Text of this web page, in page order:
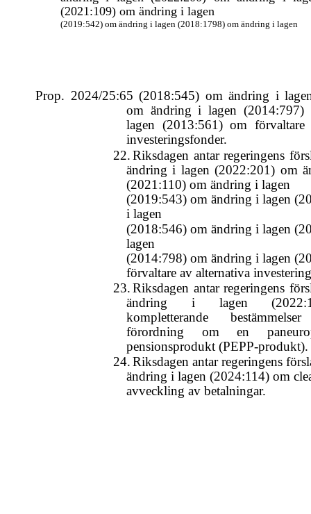
(2021:109) om ändring i lagen
(2019:542) om ändring i lagen (2018:1798) om ändring i lagen
Prop. 2024/25:65 (2018:545) om ändring i
om ändring i lagen
lagen (2013:561) om förvaltare
investeringsfonder.
22.Riksdagen antar regeringens
ändring i lagen (2022:201) om
(2021:110) om ändring i lagen
(2019:543) om ändring i lagen
i lagen
(2018:546) om ändring i lagen
lagen
(2014:798) om ändring i lagen
förvaltare av alternativa
23.Riksdagen antar regeringens
ändring i lagen
kompletterande
förordning om en
pensionsprodukt (PEPP-produkt).
24.Riksdagen antar regeringens
ändring i lagen (2024:114) om
avveckling av betalningar.